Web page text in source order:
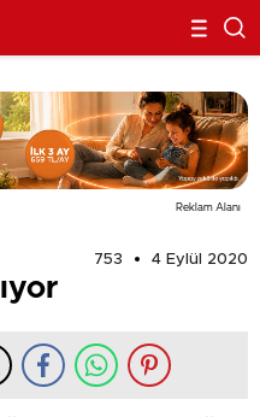
Reklam Alanı
753
4 Eylül 2020